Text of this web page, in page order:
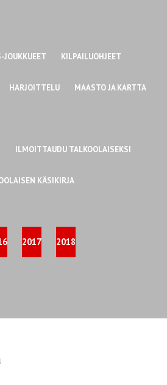
JOUKKUEET KILPAILUOHJEET
HARJOITTELU MAASTO JA KARTTA
ILMOITTAUDU TALKOOLAISEKSI
KÄSIKIRJA
2017 2018